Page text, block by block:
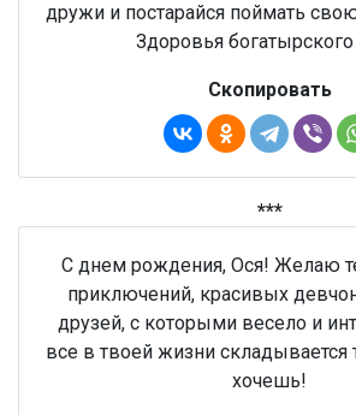
дружи и постарайся поймать
Здоровья богатырского
Скопировать
***
С днем рождения, Ося! Желаю
приключений, красивых
друзей, с которыми весело и
все в твоей жизни складывается
хочешь!